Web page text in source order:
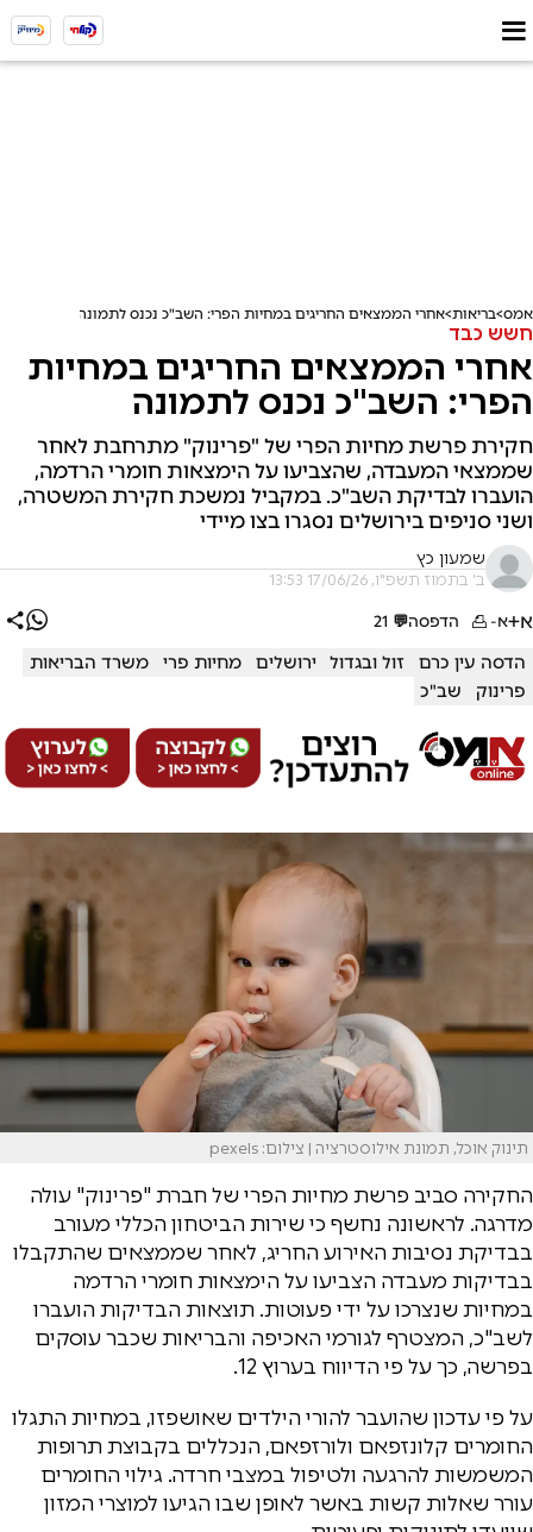
אמס בריאות אחרי הממצאים החריגים במחיות הפרי: השב"כ נכנס לתמונה
חשש כבד
אחרי הממצאים החריגים במחיות
הפרי: השב"כ נכנס לתמונה
חקירת פרשת מחיות הפרי של "פרינוק" מתרחבת לאחר
שממצאי המעבדה, שהצביעו על הימצאות חומרי הרדמה,
הועברו לבדיקת השב"כ. במקביל נמשכת חקירת המשטרה,
ושני סניפים בירושלים נסגרו בצו מיידי
שמעון כץ
ב' בתמוז תשפ"ו, 17/06/26 13:53
א+א- הדפסה💬
21
הדסה עין כרם זול ובגדול ירושלים מחיות פרי
משרד הבריאות
פרינוק
שב"כ
תינוק אוכל, תמונת אילוסטרציה | צילום: pexels
החקירה סביב פרשת מחיות הפרי של חברת "פרינוק" עולה
מדרגה. לראשונה נחשף כי שירות הביטחון הכללי מעורב
בבדיקת נסיבות האירוע החריג, לאחר שממצאים שהתקבלו
בבדיקות מעבדה הצביעו על הימצאות חומרי הרדמה
במחיות שנצרכו על ידי פעוטות. תוצאות הבדיקות הועברו
לשב"כ, המצטרף לגורמי האכיפה והבריאות שכבר עוסקים
בפרשה, כך על פי הדיווח בערוץ 12.
על פי עדכון שהועבר להורי הילדים שאושפזו, במחיות התגלו
החומרים קלונזפאם ולורזפאם, הנכללים בקבוצת תרופות
המשמשות להרגעה ולטיפול במצבי חרדה. גילוי החומרים
עורר שאלות קשות באשר לאופן שבו הגיעו למוצרי המזון